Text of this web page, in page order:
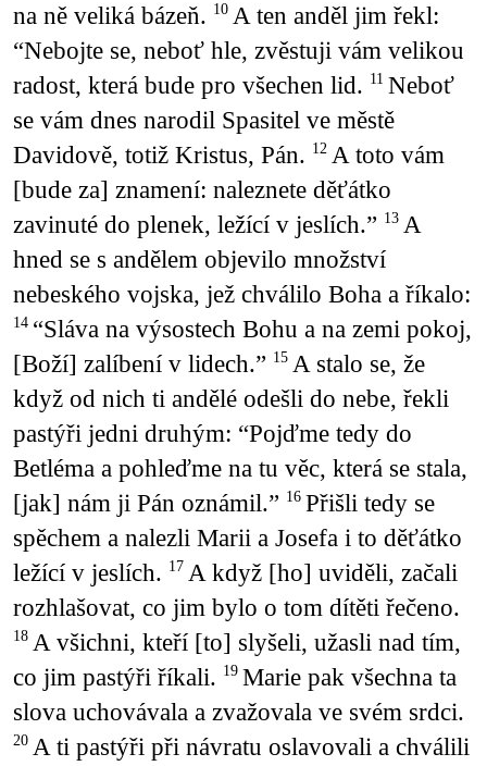
na ně veliká bázeň. 10 A ten anděl jim řekl:
“Nebojte se, neboť hle, zvěstuji vám velikou
radost, která bude pro všechen lid. 11 Neboť
se vám dnes narodil Spasitel ve městě
Davidově, totiž Kristus, Pán. 12 A toto vám
[bude za] znamení: naleznete děťátko
zavinuté do plenek, ležící v jeslích.” 13 A
hned se s andělem objevilo množství
nebeského vojska, jež chválilo Boha a říkalo:
14 “Sláva na výsostech Bohu a na zemi pokoj,
[Boží] zalíbení v lidech.” 15 A stalo se, že
když od nich ti andělé odešli do nebe, řekli
pastýři jedni druhým: “Pojďme tedy do
Betléma a pohleďme na tu věc, která se stala,
[jak] nám ji Pán oznámil.” 16 Přišli tedy se
spěchem a nalezli Marii a Josefa i to děťátko
ležící v jeslích. 17 A když [ho] uviděli, začali
rozhlašovat, co jim bylo o tom dítěti řečeno.
18 A všichni, kteří [to] slyšeli, užasli nad tím,
co jim pastýři říkali. 19 Marie pak všechna ta
slova uchovávala a zvažovala ve svém srdci.
20 A ti pastýři při návratu oslavovali a chválili